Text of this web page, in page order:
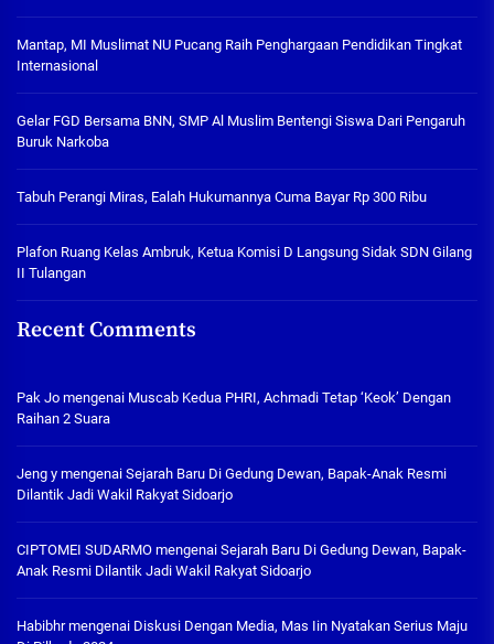
Mantap, MI Muslimat NU Pucang Raih Penghargaan Pendidikan Tingkat
Internasional
Gelar FGD Bersama BNN, SMP Al Muslim Bentengi Siswa Dari Pengaruh
Buruk Narkoba
Tabuh Perangi Miras, Ealah Hukumannya Cuma Bayar Rp 300 Ribu
Plafon Ruang Kelas Ambruk, Ketua Komisi D Langsung Sidak SDN Gilang
II Tulangan
Recent Comments
Pak Jo mengenai Muscab Kedua PHRI, Achmadi Tetap ‘Keok’ Dengan
Raihan 2 Suara
Jeng y mengenai Sejarah Baru Di Gedung Dewan, Bapak-Anak Resmi
Dilantik Jadi Wakil Rakyat Sidoarjo
CIPTOMEI SUDARMO mengenai Sejarah Baru Di Gedung Dewan, Bapak-
Anak Resmi Dilantik Jadi Wakil Rakyat Sidoarjo
Habibhrmengenai Diskusi Dengan Media, Mas Iin Nyatakan Serius Maju